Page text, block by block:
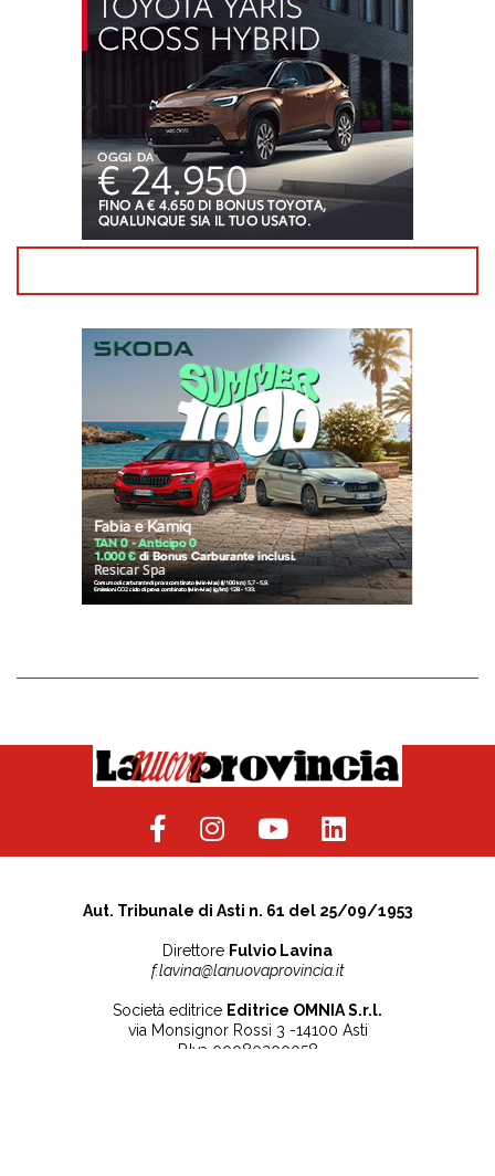
Aut. Tribunale di Asti n. 61 del 25/09/1953
Direttore Fulvio Lavina
f.lavina@lanuovaprovincia.it
Società editrice Editrice OMNIA S.r.l.
via Monsignor Rossi 3 -14100 Asti
P.Iva 00080200058